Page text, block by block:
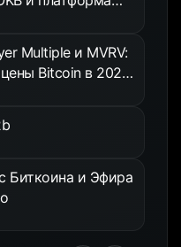
году
Multiple и MVRV:
Bitcoin в 2026
Биткоина и Эфира